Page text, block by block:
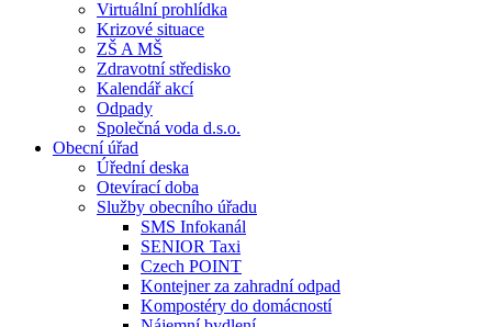
Virtuální prohlídka
Krizové situace
ZŠ A MŠ
Zdravotní středisko
Kalendář akcí
Odpady
Společná voda d.s.o.
Obecní úřad
Úřední deska
Otevírací doba
Služby obecního úřadu
SMS Infokanál
SENIOR Taxi
Czech POINT
Kontejner za zahradní odpad
Kompostéry do domácností